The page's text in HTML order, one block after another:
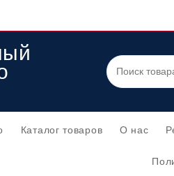
Каталог товаров О нас